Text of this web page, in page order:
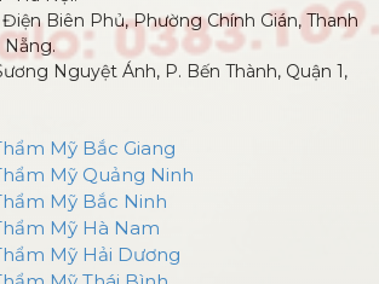
Biên Phủ, Phường Chính Gián, Thanh
Nẵng.
Nguyệt Ánh, P. Bến Thành, Quận 1,
Mỹ Bắc Giang
Mỹ Quảng Ninh
Mỹ Bắc Ninh
Mỹ Hà Nam
Mỹ Hải Dương